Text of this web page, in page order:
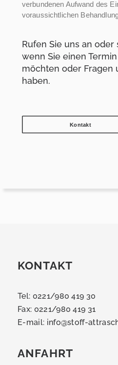
verbundenen Aufwand des
voraussichtlichen
Rufen Sie uns an oder
wenn Sie einen
möchten oder Fragen
haben.
Kontakt
KONTAKT
Tel: 0221/980 419 30
Fax: 0221/980 419 31
E-mail: info@stoff-
ANFAHRT